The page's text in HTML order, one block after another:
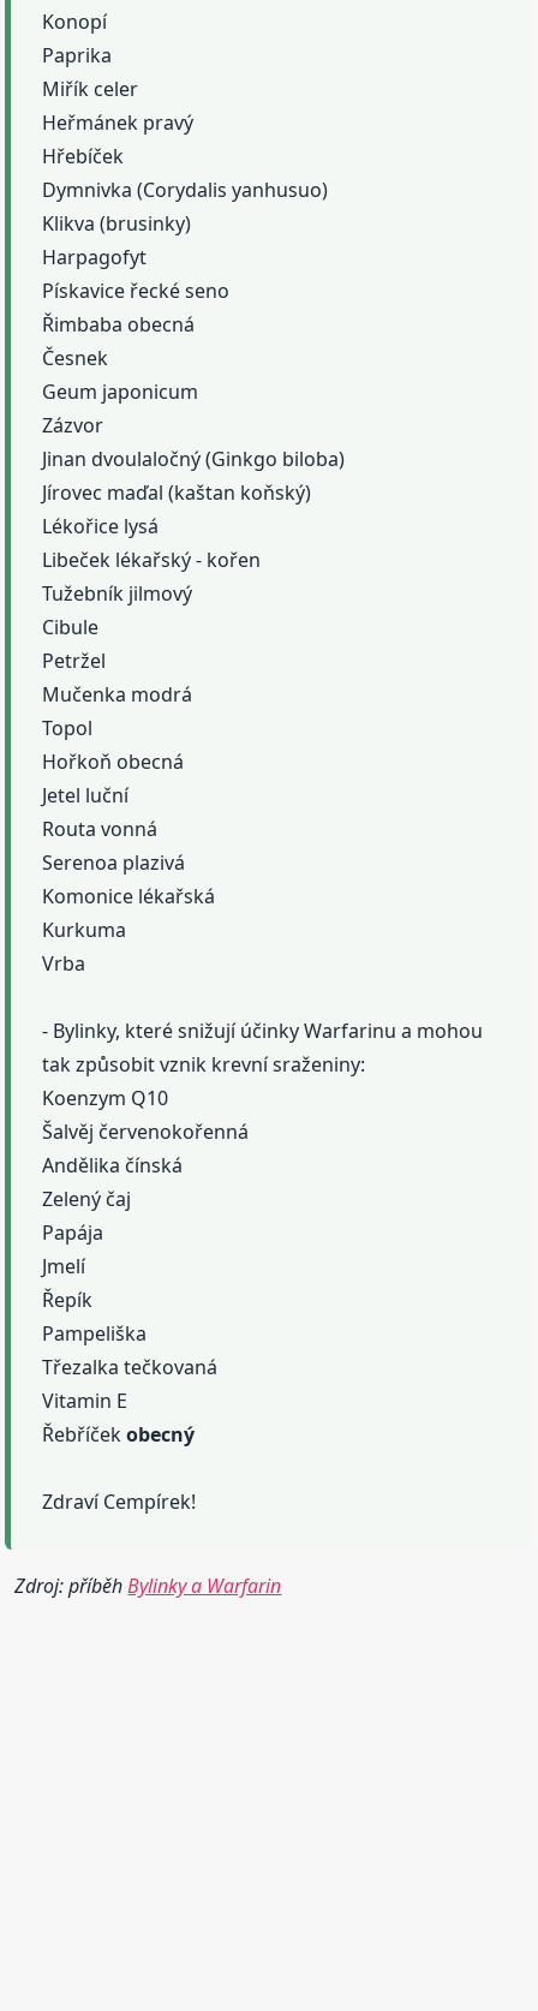
Konopí
Paprika
Miřík celer
Heřmánek pravý
Hřebíček
Dymnivka (Corydalis yanhusuo)
Klikva (brusinky)
Harpagofyt
Pískavice řecké seno
Řimbaba obecná
Česnek
Geum japonicum
Zázvor
Jinan dvoulaločný (Ginkgo biloba)
Jírovec maďal (kaštan koňský)
Lékořice lysá
Libeček lékařský - kořen
Tužebník jilmový
Cibule
Petržel
Mučenka modrá
Topol
Hořkoň obecná
Jetel luční
Routa vonná
Serenoa plazivá
Komonice lékařská
Kurkuma
Vrba
- Bylinky, které snižují účinky Warfarinu a mohou
tak způsobit vznik krevní sraženiny:
Koenzym Q10
Šalvěj červenokořenná
Andělika čínská
Zelený čaj
Papája
Jmelí
Řepík
Pampeliška
Třezalka tečkovaná
Vitamin E
Řebříčekobecný
Zdraví Cempírek!
Zdroj: příběhBylinky a Warfarin